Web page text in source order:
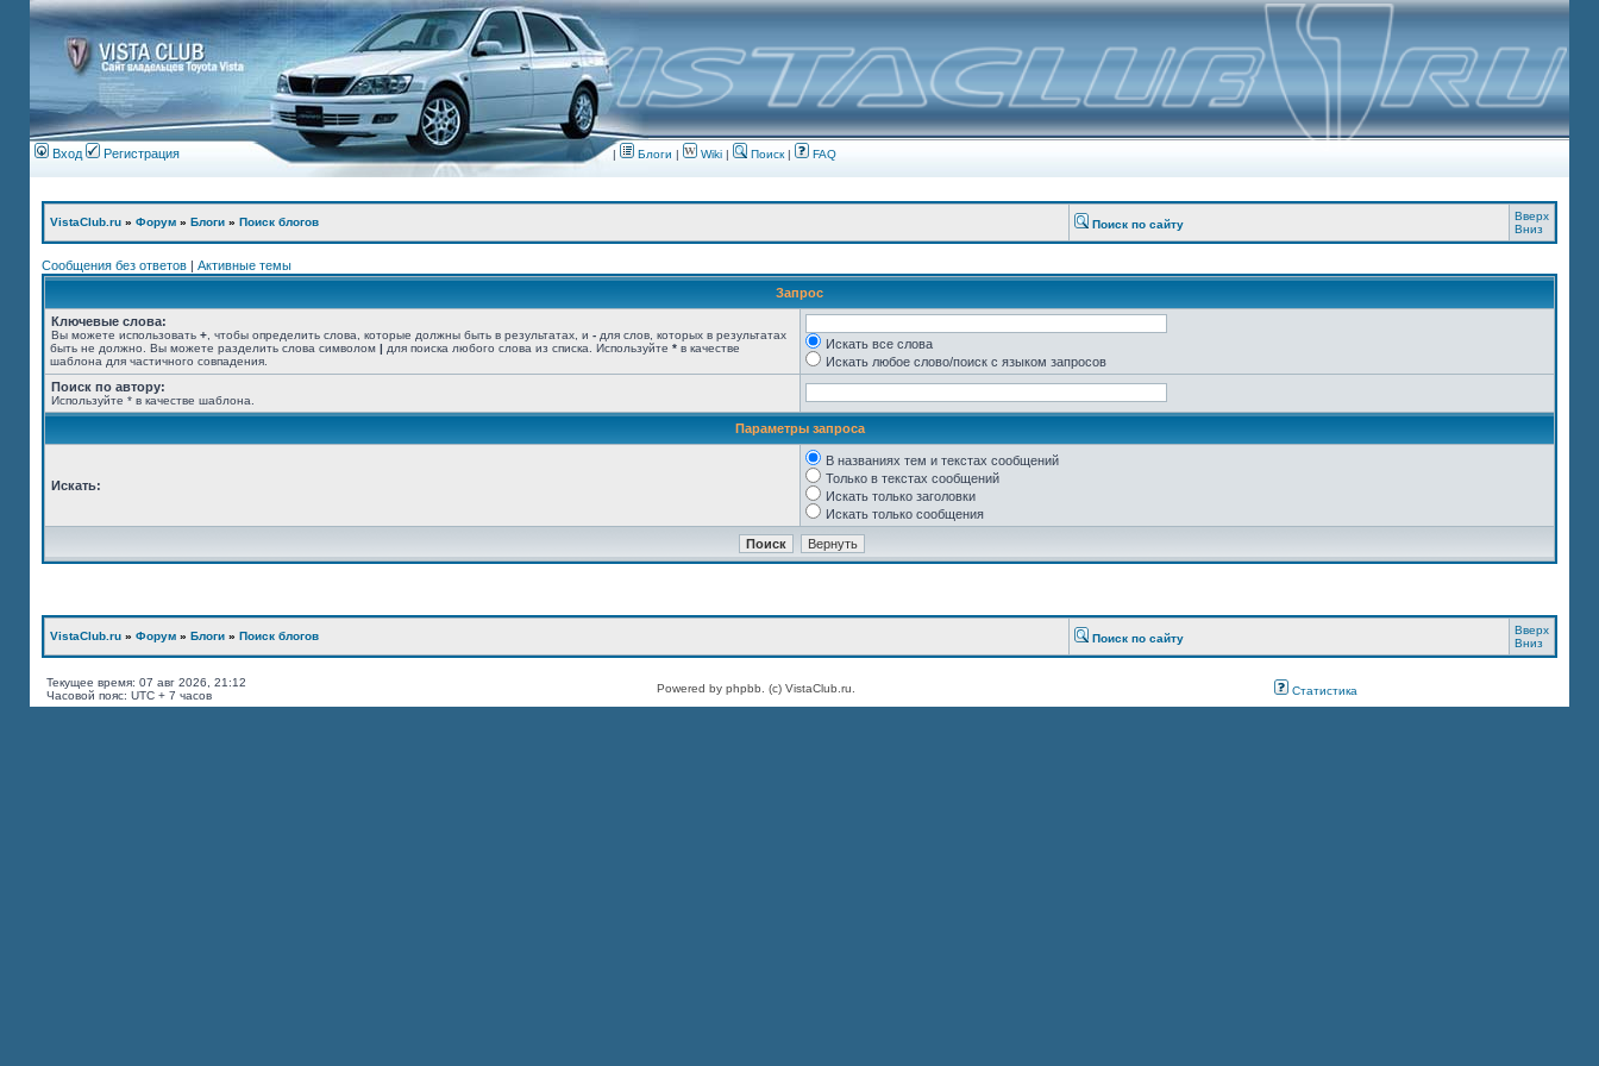
Вход Регистрация | Блоги | Wiki | Поиск| FAQ
VistaClub.ru » Форум » Блоги » Поиск блогов Поиск по сайту
Вверх
Вниз
Сообщения без ответов | Активные темы
Запрос
Ключевые слова:
Вы можете использовать + , чтобы определить слова, которые должны быть в результатах, и - для слов, которых в результатах
быть не должно. Вы можете разделить слова символом | для поиска любого слова из списка. Используйте * в качестве
шаблона для частичного совпадения.
Искать все слова
Искать любое слово/поиск с языком запросов
Поиск по автору:
Используйте * в качестве шаблона.
Параметры запроса
Искать:
В названиях тем и текстах сообщений
Только в текстах сообщений
Искать только заголовки
Искать только сообщения
VistaClub.ru » Форум » Блоги » Поиск блогов Поиск по сайту
Вверх
Вниз
Текущее время: 07 авг 2026, 21:12
Часовой пояс: UTC + 7 часов
Powered by phpbb. (c) VistaClub.ru. Статистика